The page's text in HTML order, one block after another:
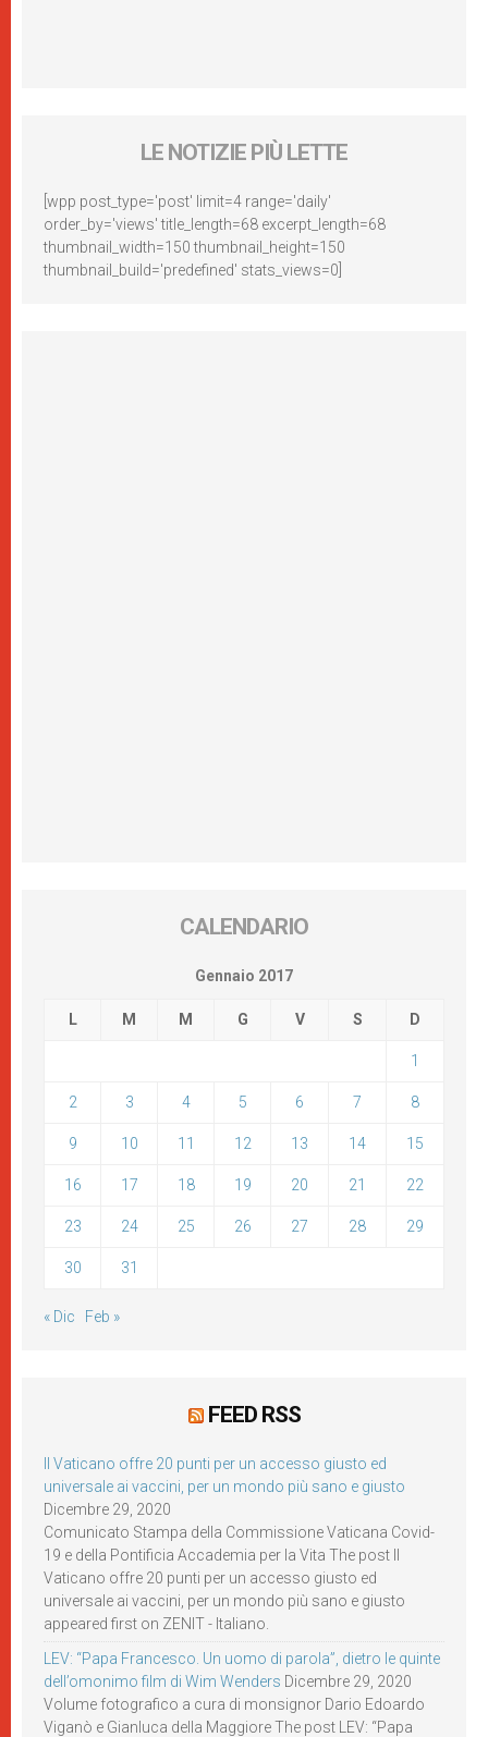
LE NOTIZIE PIÙ LETTE
[wpp post_type='post' limit=4 range='daily'
order_by='views' title_length=68 excerpt_length=68
thumbnail_width=150 thumbnail_height=150
thumbnail_build='predefined' stats_views=0]
CALENDARIO
Gennaio 2017
L M M G V S D
1
2 3 4 5 6 7 8
9 10 11 12 13 14 15
16 17 18 19 20 21 22
23 24 25 26 27 28 29
30 31
« Dic Feb »
FEED RSS
Il Vaticano offre 20 punti per un accesso giusto ed
universale ai vaccini, per un mondo più sano e giusto
Dicembre 29, 2020
Comunicato Stampa della Commissione Vaticana Covid-
19 e della Pontificia Accademia per la Vita The post Il
Vaticano offre 20 punti per un accesso giusto ed
universale ai vaccini, per un mondo più sano e giusto
appeared first on ZENIT - Italiano.
LEV: “Papa Francesco. Un uomo di parola”, dietro le quinte
dell’omonimo film di Wim Wenders Dicembre 29, 2020
Volume fotografico a cura di monsignor Dario Edoardo
Viganò e Gianluca della Maggiore The post LEV: “Papa